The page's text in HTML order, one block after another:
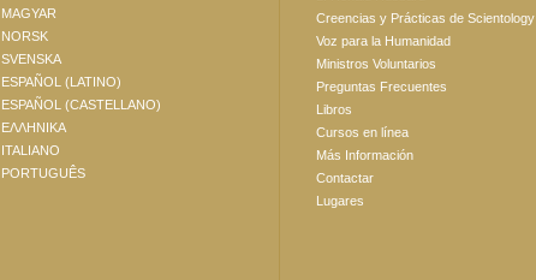
MAGYAR
NORSK
SVENSKA
ESPAÑOL (LATINO)
ESPAÑOL (CASTELLANO)
ΕΛΛΗΝΙΚA
ITALIANO
PORTUGUÊS
Creencias y Prácticas de Scientology
Voz para la Humanidad
Ministros Voluntarios
Preguntas Frecuentes
Libros
Cursos en línea
Más Información
Contactar
Lugares